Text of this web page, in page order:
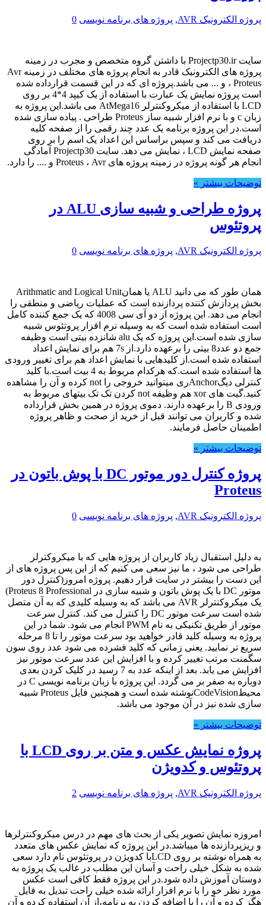
پروژه الکترونیک AVR , پروژه های برنامه نویسی 0
سایت Projectp30.ir با داشتن گروه متخصص و مجرب در زمینه
پروژه های الکترونیک قادر به انجام پروژه های مختلف در زمینه Avr
، Proteus و ... می باشد.پروژه ای که در این قسمت قرارداده شده
است پروژه نمایش یک عبارت با استفاده از یک کیپد 4*4 بر روی
LCD با استفاده از میکروکنترلر AtMega16 می باشد.این پروژه به
زبان c و با نرم افزار شبیه ساز Proteus طراحی . پیاده سازی شده
است.در این پروژه برنامه یک عدد چند رقمی را از صفحه کلیه
دریافت می کند و سپس براساس این اعداد یک اسم را بر روی
صفحه نمایش LCD ، نمایش می دهد. سایت Projectp30 آمادگی
انجام هر گونه پروژه در زمینه پروژه های Proteus ، Avr و .... را دارد.
توضیحات بیشتر »
پروژه طراحی و شبیه سازی ALU در
پروتئوس
پروژه الکترونیک AVR , پروژه های برنامه نویسی 0
همان طور که می دانید ALU یا همانArithmatic and Logical Unit
بخش پردازش کننده پردازنده است که عملیات ریاضی و منطقی را
انجام می دهد. این پروژه از دو آی سی 4008 که یک جمع کننده کامل
است استفاده شده است که به وسیله نرم افزار پروتئوس شبیه
سازی شده است.این پروژه که یک alu شانزده بیتی است وظیفه
جمع دو عدد8 بیتی را برعهده دارد.از 7s هم برای نمایش اعداد
استفاده شده است.از کلیدهایی با نمایش اعداد هم برای تغییر ورودی
ها استفاده شده است.که هرکدام مربوط به 4 بیت است.با کلید
کنترلی دیگAnchorری میتوانید خروجی را not کرده و آن را مشاهده
کنید.گیت های xor هم وظیفه not کردن تک تک بیتهای مربوط به
ورودی B را برعهده دارند. دموی پروژه در همین بخش قرارداده
شده و کاربران می توانند قبل از خرید از صحت و ظاهر پروژه
اطمینان حاصل فرمایند.
توضیحات بیشتر »
پروژه کنترل دور موتور DC با پوش باتون در
Proteus
پروژه الکترونیک AVR , پروژه های برنامه نویسی 0
به دلیل استقبال زیاد کاربران از پروژه هایی که با میکروکترلر
طراحی می شود ، ما نیز سعی می کنیم که از این پس پروژه های از
این دست را بیشتر در سایت قرار دهیم. پروژه امروز(کنترل دور
موتور DC با یک پوش باتون و شبیه سازی در Proteus 8 Professional)
یک میکروکنترلر AVR می باشد که به وسیله کلیدی که به آن متصل
شده است سرعت موتور DC را کنترل می کند. کنترل سرعت
موتور از طریق تکنیکی به نام PWM انجام می شود. شما در این
پروژه به وسیله کلید قادر خواهید بود سرعت موتور را تا 8 مرحله
سریع تر نمایید. یعنی زمانی که کلید فشرده می شود عدد روی سون
سگمنت مرتب تغییر کرده و با افزایش این عدد سرعت موتور نیز
افزایش می یابد. بعد از اینکه عدد به 7 رسید در کلیک کردن بعدی
دوباره به صفر بر می گردد. این پروژه با زبان برنامه نویسی C در
محیطCodeVisionنوشته شده است و همچنین فایل Proteus شبیه
سازی شده نیز در آن موجود می باشد.
توضیحات بیشتر »
پروژه نمایش عکس و متن بر روی LCD با
پروتئوس و کدویژن
پروژه الکترونیک AVR , پروژه های برنامه نویسی 2
امروزه نمایش تصویر یکی از بحث های مهم در درس میکروکنترلرها
و ریزپردازنده ها میباشد.در این پروژه که نمایش عکس های متعدد
به همراه نوشته بر روی LCDبا کدویژن در پروتئوس نام دارد سعی
شده به شکل خیلی راحت و آسان این مطلب در غالب یک پروژه به
دوستان آموزش داده شود.در این پروژه فقط کافی است عکس
مورد نظر خو را با نرم افزار ارائه شده خیلی راحت تبدیل به فایل
هگز کرده و آن را با اضافه کردن به برنامه،از آن استفاده کرده و آن